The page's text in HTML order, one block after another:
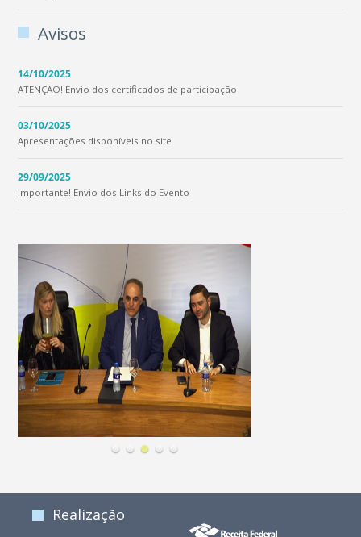
Avisos
14/10/2025
ATENÇÃO! Envio dos certificados de participação
03/10/2025
Apresentações disponíveis no site
29/09/2025
Importante! Envio dos Links do Evento
Realização